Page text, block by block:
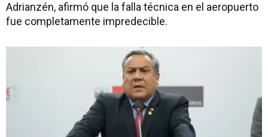
Adrianzén, afirmó que la falla técnica en el aeropuerto
fue completamente impredecible.